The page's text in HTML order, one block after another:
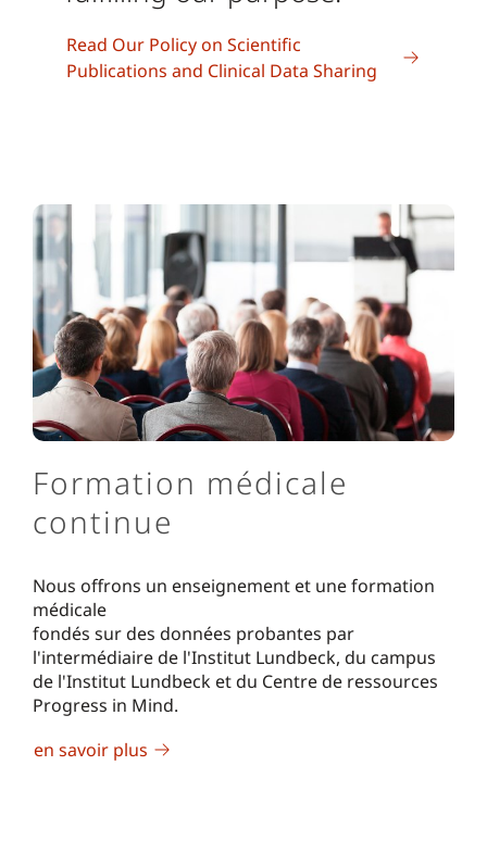
Read Our Policy on Scientific
Publications and Clinical Data Sharing
Formation médicale
continue
Nous offrons un enseignement et une formation
médicale
fondés sur des données probantes par
l'intermédiaire de l'Institut Lundbeck, du campus
de l'Institut Lundbeck et du Centre de ressources
Progress in Mind.
en savoir plus